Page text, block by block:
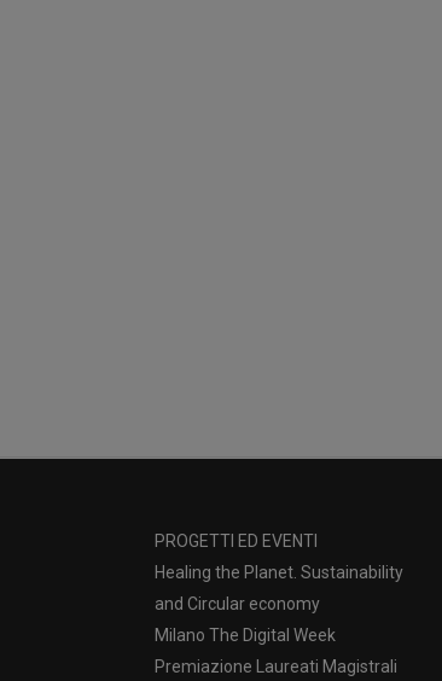
PROGETTI ED EVENTI
Healing the Planet. Sustainability
and Circular economy
Milano The Digital Week
Premiazione Laureati Magistrali